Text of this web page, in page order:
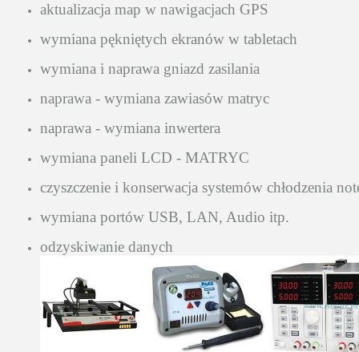
aktualizacja map w nawigacjach GPS
wymiana pękniętych ekranów w tabletach
wymiana i naprawa gniazd zasilania
naprawa - wymiana zawiasów matryc
naprawa - wymiana inwertera
wymiana paneli LCD - MATRYC
czyszczenie i konserwacja systemów chłodzenia
wymiana portów USB, LAN, Audio itp.
odzyskiwanie danych